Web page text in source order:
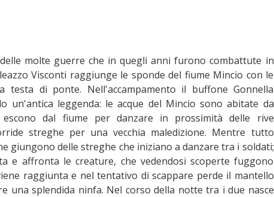
molte guerre che in quegli anni furono combattute in
Visconti raggiunge le sponde del fiume Mincio con le
di ponte. Nell'accampamento il buffone Gonnella
un'antica leggenda: le acque del Mincio sono abitate da
dal fiume per danzare in prossimità delle rive
streghe per una vecchia maledizione. Mentre tutto
giungono delle streghe che iniziano a danzare tra i soldati;
e affronta le creature, che vedendosi scoperte fuggono
raggiunta e nel tentativo di scappare perde il mantello
una splendida ninfa. Nel corso della notte tra i due nasce